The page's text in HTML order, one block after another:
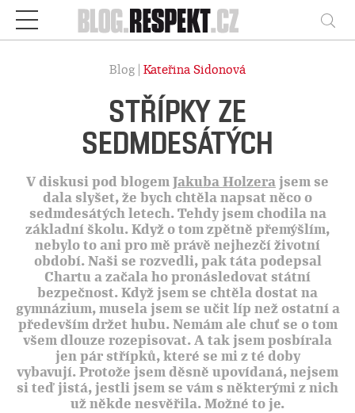
Respekt
Blog | Kateřina Sidonová
STŘÍPKY ZE
SEDMDESÁTÝCH
V diskusi pod blogemJakuba Holzerajsem se
dala slyšet, že bych chtěla napsat něco o
sedmdesátých letech. Tehdy jsem chodila na
základní školu. Když o tom zpětně přemýšlím,
nebylo to ani pro mě právě nejhezčí životní
období. Naši se rozvedli, pak táta podepsal
Chartu a začala ho pronásledovat státní
bezpečnost. Když jsem se chtěla dostat na
gymnázium, musela jsem se učit líp než ostatní a
především držet hubu. Nemám ale chuť se o tom
všem dlouze rozepisovat. A tak jsem posbírala
jen pár střípků, které se mi z té doby
vybavují. Protože jsem děsně upovídaná, nejsem
si teď jistá, jestli jsem se vám s některými z nich
už někde nesvěřila. Možné to je.